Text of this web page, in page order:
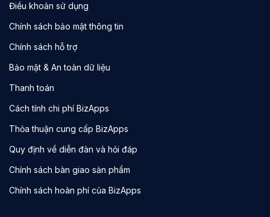
Điều khoản sử dụng
Chính sách bảo mật thông tin
Chính sách hỗ trợ
Bảo mật & An toàn dữ liệu
Thanh toán
Cách tính chi phí BizApps
Thỏa thuận cung cấp BizApps
Quy định về diễn đàn và hỏi đáp
Chính sách bàn giao sản phẩm
Chính sách hoàn phí của BizApps